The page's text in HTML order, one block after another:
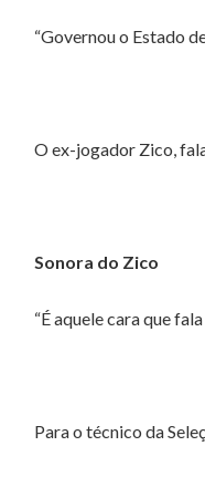
“Governou o Estado
O ex-jogador Zico,
Sonora do Zico
“É aquele cara que
Para o técnico da